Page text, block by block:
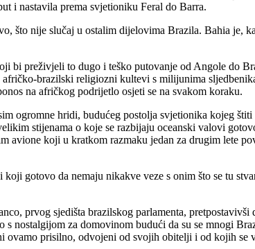
i nastavila prema svjetioniku Feral do Barra.
što nije slučaj u ostalim dijelovima Brazila. Bahia je,
preživjeli to dugo i teško putovanje od Angole do
brazilski religiozni kultevi s milijunima
na afričkog podrijetlo osjeti se na svakom koraku.
ogromne hridi, budućeg postolja svjetionika kojeg
stijenama o koje se razbijaju oceanski valovi
koji u kratkom razmaku jedan za drugim lete
gotovo da nemaju nikakve veze s onim što se tu
prvog sjedišta brazilskog parlamenta, pretpostavivši
nostalgijom za domovinom budući da su se mnogi
prisilno, odvojeni od svojih obitelji i od kojih se